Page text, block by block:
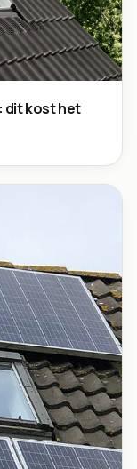
dit kost het